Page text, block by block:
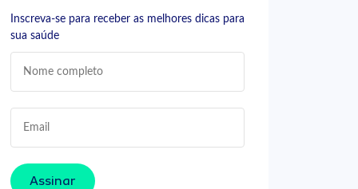
Inscreva-se para receber as melhores dicas para
sua saúde
Assinar